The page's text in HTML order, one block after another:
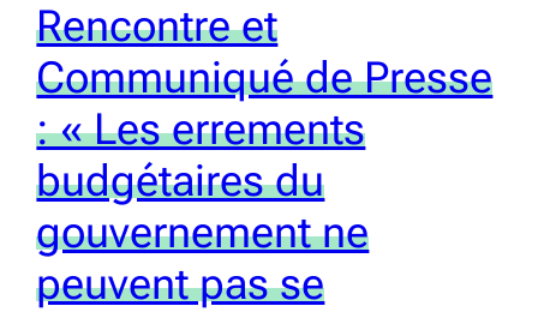
Rencontre et
Communiqué de Presse
: « Les errements
budgétaires du
gouvernement ne
peuvent pas se